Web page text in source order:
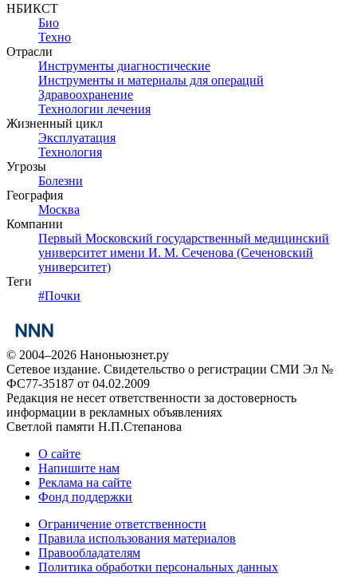
НБИКСТ
Био
Техно
Отрасли
Инструменты диагностические
Инструменты и материалы для операций
Здравоохранение
Технологии лечения
Жизненный цикл
Эксплуатация
Технология
Угрозы
Болезни
География
Москва
Компании
Первый Московский государственный медицинский
университет имени И. М. Сеченова (Сеченовский
университет)
Теги
#Почки
© 2004–2026 Наноньюзнет.ру
Сетевое издание. Свидетельство о регистрации СМИ Эл №
ФС77-35187 от 04.02.2009
Редакция не несет ответственности за достоверность
информации в рекламных объявлениях
Светлой памяти Н.П.Степанова
О сайте
Напишите нам
Реклама на сайте
Фонд поддержки
Ограничение ответственности
Правила использования материалов
Правообладателям
Политика обработки персональных данных